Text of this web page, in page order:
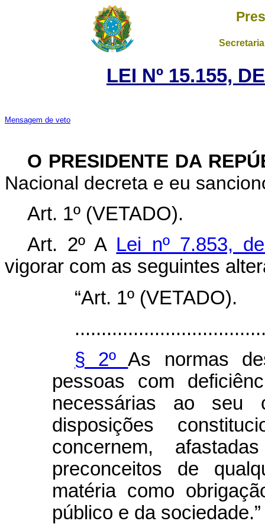
LEI Nº 15.155,
Mensagem de veto
O PRESIDENTE DA
Nacional decreta e eu
Art. 1º (VETADO).
Art. 2º A Lei nº 7.853,
vigorar com as seguintes
“Art. 1º (VETADO).
§ 2ºAs normas
pessoas com
necessárias ao seu
disposições
concernem,
preconceitos de
matéria como
público e da